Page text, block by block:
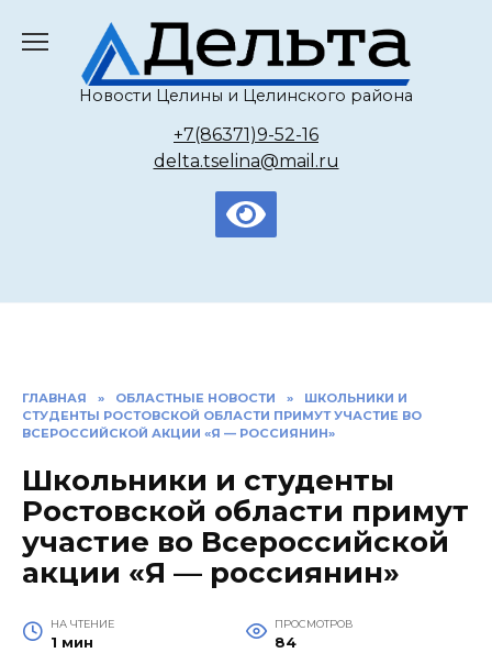
содержанию
Новости Целины и Целинского района
+7(86371)9-52-16
delta.tselina@mail.ru
ГЛАВНАЯ » ОБЛАСТНЫЕ НОВОСТИ »
ШКОЛЬНИКИ И
СТУДЕНТЫ РОСТОВСКОЙ ОБЛАСТИ ПРИМУТ УЧАСТИЕ ВО
ВСЕРОССИЙСКОЙ АКЦИИ «Я — РОССИЯНИН»
Школьники и студенты
Ростовской области примут
участие во Всероссийской
акции «Я — россиянин»
НА ЧТЕНИЕ
1 мин
ПРОСМОТРОВ
84